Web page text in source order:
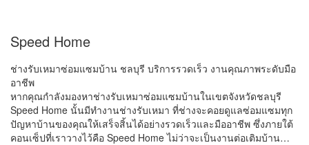
Speed Home
ช่างรับเหมาซ่อมแซมบ้าน ชลบุรี บริการรวดเร็ว งานคุณภาพระดับมือ
อาชีพ
หากคุณกำลังมองหาช่างรับเหมาซ่อมแซมบ้านในเขตจังหวัดชลบุรี
Speed Home นั้นมีทำงานช่างรับเหมา ที่ช่างจะคอยดูแลซ่อมแซมทุก
ปัญหาบ้านของคุณให้เสร็จสิ้นได้อย่างรวดเร็วและมืออาชีพ ซึ่งภายใต้
คอนเซ็ปที่เราวางไว้คือ Speed Home ไม่ว่าจะเป็นงานต่อเติมบ้าน…